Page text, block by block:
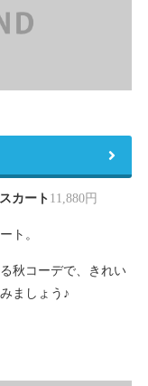
カート 11,880円
ト。
秋コーデで、きれい
ましょう♪